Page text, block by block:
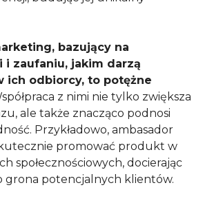
bazujący na
i zaufaniu, jakim darzą
ich odbiorcy, to potężne
z nimi nie tylko zwiększa
ale także znacząco podnosi
Przykładowo, ambasador
promować produkt w
społecznościowych, docierając
grona potencjalnych klientów.